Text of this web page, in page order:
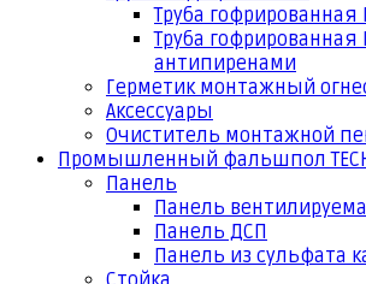
Труба гофрированная
Труба гофрированная
антипиренами
Герметик монтажный
Аксессуары
Очиститель монтажной
Промышленный фальшпол
Панель
Панель
Панель ДСП
Панель из сульфата